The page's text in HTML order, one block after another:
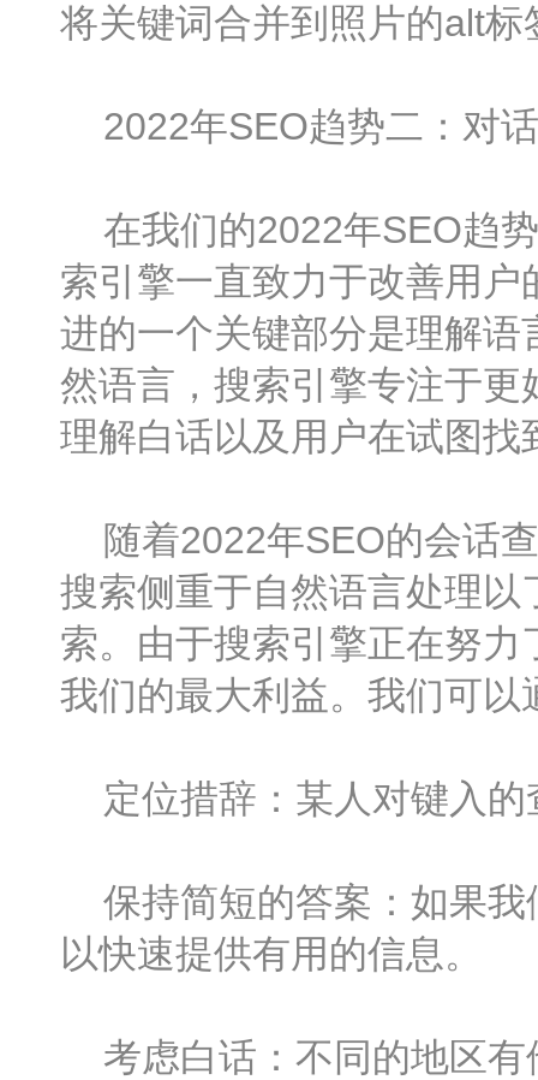
将关键词合并到照片的alt
2022年SEO趋势二：对
在我们的2022年SEO趋
索引擎一直致力于改善用
进的一个关键部分是理解
然语言，搜索引擎专注于
理解白话以及用户在试图
随着2022年SEO的会话
搜索侧重于自然语言处理
索。由于搜索引擎正在努
我们的最大利益。我们可
定位措辞：某人对键入的
保持简短的答案：如果我
以快速提供有用的信息。
考虑白话：不同的地区有